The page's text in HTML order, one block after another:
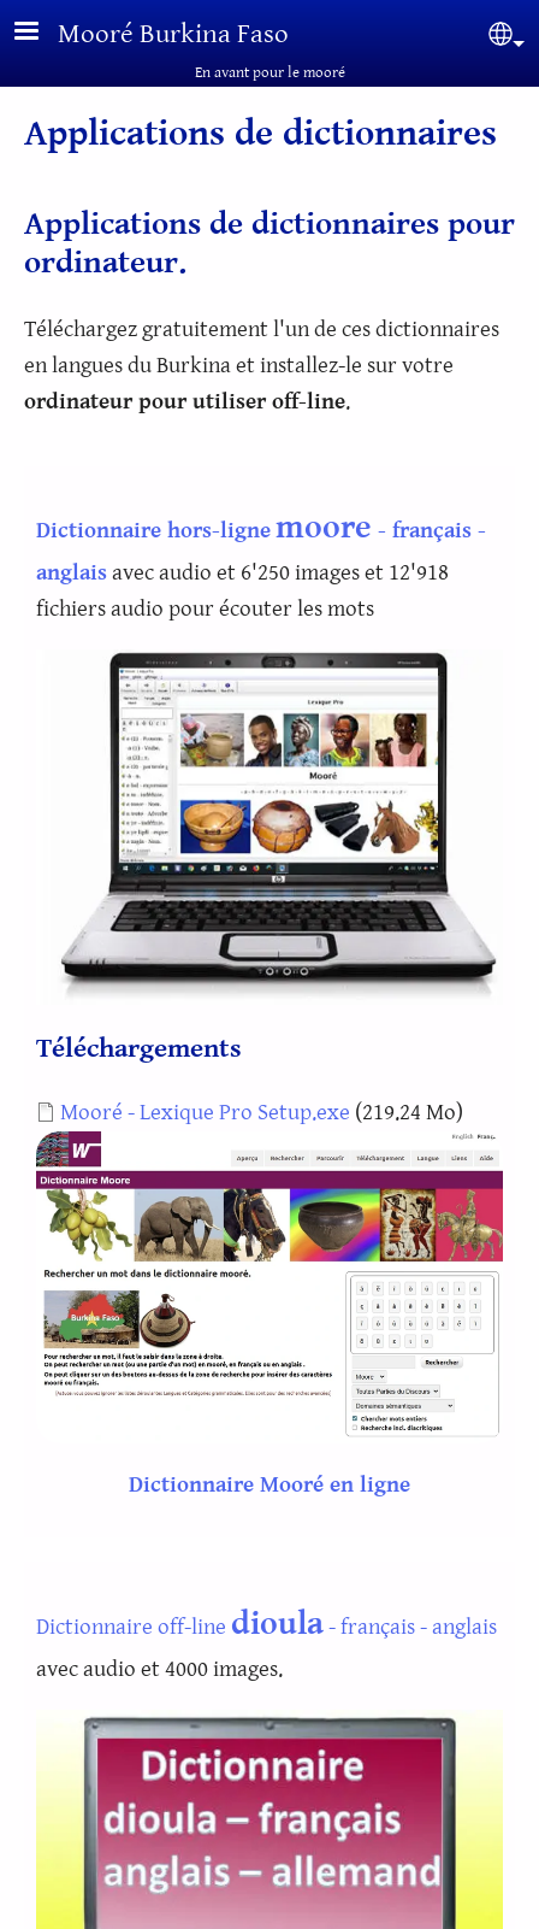
Aller au contenu principal
Mooré Burkina Faso
En avant pour le mooré
Applications de dictionnaires
Applications de dictionnaires pour
ordinateur.
Téléchargez gratuitement l'un de ces dictionnaires
en langues du Burkina et installez-le sur votre
ordinateur pour utiliser off-line.
Dictionnaire hors-lignemoore - français -
anglaisavec audio et 6'250 images et 12'918
fichiers audio pour écouter les mots
Téléchargements
Document
Mooré - Lexique Pro Setup.exe (219.24 Mo)
Dictionnaire Mooré en ligne
Dictionnaire off-line dioula- français - anglais
avec audio et 4000 images.